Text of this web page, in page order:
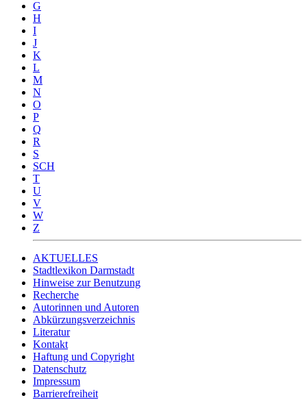
G
H
I
J
K
L
M
N
O
P
Q
R
S
SCH
T
U
V
W
Z
AKTUELLES
Stadtlexikon Darmstadt
Hinweise zur Benutzung
Recherche
Autorinnen und Autoren
Abkürzungsverzeichnis
Literatur
Kontakt
Haftung und Copyright
Datenschutz
Impressum
Barrierefreiheit